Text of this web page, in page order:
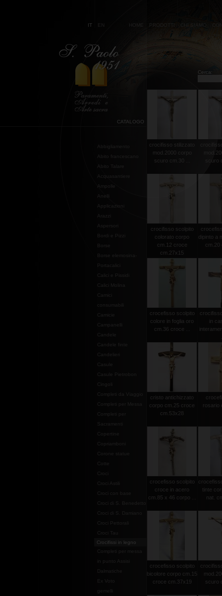
IT EN HOME PRODOTTI CHI SIAMO
Cerca:
CATALOGO
Abbigliamento
Abito francescano
Abito Talare
Acquasantiere
Ampolle
Anelli
Applicazioni
Arazzi
Aspersori
Bordi e Pizzi
Borse
Borse elemosina-
Portacalici
Calici e Pissidi
Calici Molina
Campanelli
Candele
Candele finte
Candelieri
Casule
Casule Pietrobon
Cingoli
Completi da Viaggio
Completi per Messa
Completi per
Sacramenti
Copertine
Copriamboni
Corone statue
Cotte
Croci
Croci Astili
Croci con base
Croci di S. Benedetto
Croci di S. Damiano
Croci Pettorali
Croci Tau
Crocifissi in legno
Completi per messa
in punto Assisi
Dalmatiche
Ex Voto
gemelli
crocifisso stilizzato
mod.2000 corpo
scuro cm.30 ...
scuro
crocifisso scolpito
colorato corpo
cm.12 croce
cm.27x15
dipinto a
cm.20
crocefisso scolpito
colore in foglia oro
cm.36 croce ...
in
cristo antichizzato
corpo cm.25 croce
cm.53x28
rosario
crocefisso scolpito
croce in acero
cm.85 x 46 corpo ...
tinte
nat.
crocefisso scolpito
bicolore corpo cm.15
croce cm.37x19
scuro